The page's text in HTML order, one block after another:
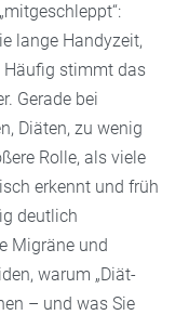
lange Handyzeit,
Häufig stimmt das
Gerade bei
Diäten, zu wenig
Rolle, als viele
erkennt und früh
deutlich
Migräne und
warum „Diät-
– und was Sie